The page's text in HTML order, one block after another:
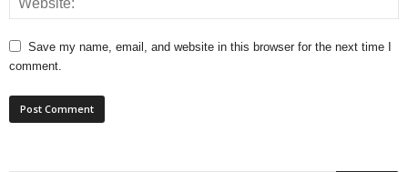
Save my name, email, and website in this browser for the next time I
comment.